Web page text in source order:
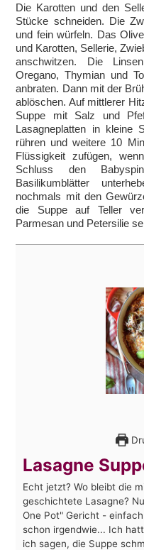
Die Karotten und den
Stücke schneiden. Die
und fein würfeln. Das
und Karotten, Sellerie,
anschwitzen. Die
Oregano, Thymian und
anbraten. Dann mit der
ablöschen. Auf mittlerer
Suppe mit Salz und
Lasagneplatten in kleine
rühren und weitere 10
Flüssigkeit zufügen,
Schluss den
Basilikumblätter
nochmals mit den
die Suppe auf Teller
Parmesan und Petersilie
Lasagne
Echt jetzt? Wo bleibt die
geschichtete Lasagne?
One Pot" Gericht -
schon irgendwie... Ich
ich sagen, die Suppe